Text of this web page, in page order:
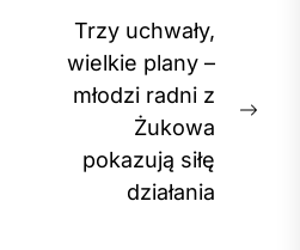
Trzy uchwały,
wielkie plany –
młodzi radni z
Żukowa
pokazują siłę
działania